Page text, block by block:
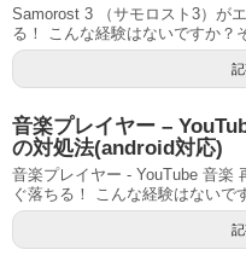
Samorost 3 （サモロスト3）が
る！ こんな経験はないですか？
音楽プレイヤー –
の対処法(android対応)
音楽プレイヤー - YouTube 音楽
ぐ落ちる！ こんな経験はないで